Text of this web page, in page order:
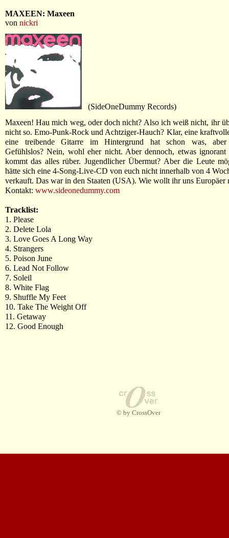
MAXEEN: Maxeen
von nickri
(SideOneDummy Records)
Maxeen! Hau mich weg, oder doch nicht? Also ich weiß nicht, ihr
nicht so. Emo-Punk-Rock und Achtziger-Hauch? Klar, eine
eine treibende Gitarre im Hintergrund hat schon was, aber
Gefühlslos? Nein, wohl eher nicht. Aber dennoch, etwas ignorant
kommt das alles rüber. Jugendlicher Übermut? Aber die Leute
hätte sich eine 4-Song-Live-CD von euch nicht innerhalb von 4
verkauft. Das war in den Staaten (USA). Wie wollt ihr uns Europäer
Kontakt: www.sideonedummy.com
Tracklist:
1. Please
2. Delete Lola
3. Love Goes A Long Way
4. Strangers
5. Poison June
6. Lead Not Follow
7. Soleil
8. White Flag
9. Shuffle My Feet
10. Take The Weight Off
11. Getaway
12. Good Enough
© by CrossOver